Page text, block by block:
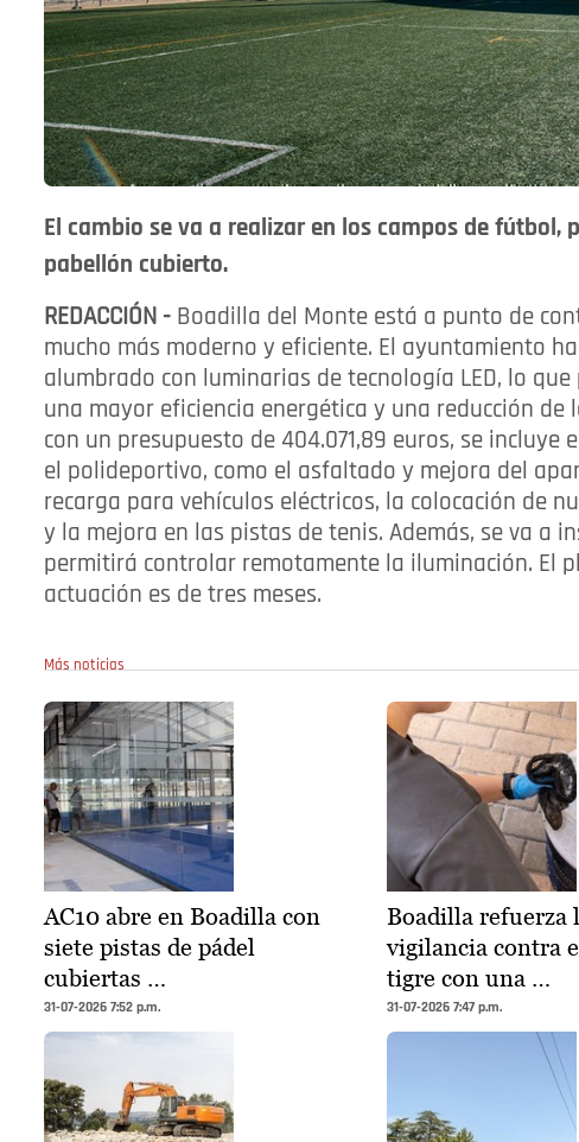
El cambio se va a realizar en los campos de fútbol,
pabellón cubierto.
REDACCIÓN - Boadilla del Monte está a punto de
mucho más moderno y eficiente. El ayuntamiento
alumbrado con luminarias de tecnología LED, lo
una mayor eficiencia energética y una reducción
con un presupuesto de 404.071,89 euros, se
el polideportivo, como el asfaltado y mejora del
recarga para vehículos eléctricos, la colocación de
y la mejora en las pistas de tenis. Además, se va a
permitirá controlar remotamente la iluminación. El
actuación es de tres meses.
Más noticias
AC10 abre en Boadilla con
siete pistas de pádel
cubiertas …
31-07-2026 7:52 p.m.
Boadilla refuerza
vigilancia contra
tigre con una …
31-07-2026 7:47 p.m.